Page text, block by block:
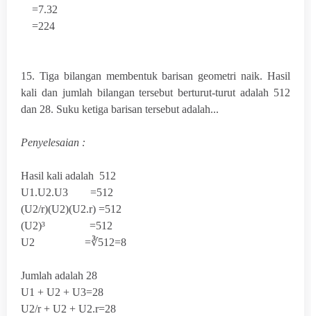
=7.32
=224
15. Tiga bilangan membentuk barisan geometri naik. Hasil
kali dan jumlah bilangan tersebut berturut-turut adalah 512
dan 28. Suku ketiga barisan tersebut adalah...
Penyelesaian :
Hasil kali adalah 512
U1 .U2.U3
=512
(U2/r)(U2)(U2.r) =512
(U2)³ =512
U2 =∛512=8
Jumlah adalah 28
U1 + U2 + U3=28
U2/r + U2 + U2.r=28